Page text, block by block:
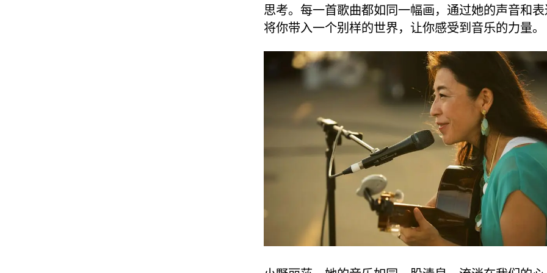
思考。每一首歌曲都如同一幅画，通过她的声音和
将你带入一个别样的世界，让你感受到音乐的力量。